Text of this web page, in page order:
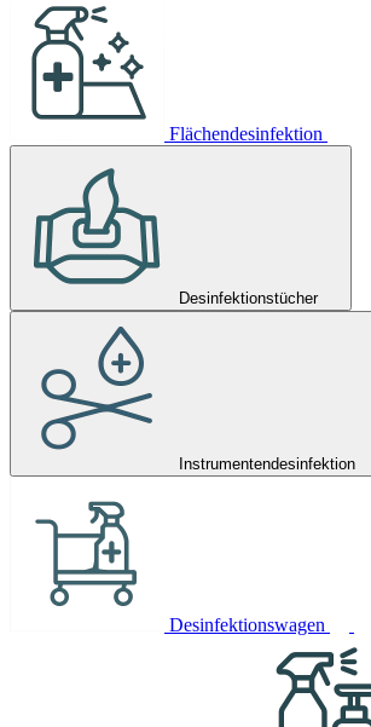
Flächendesinfektion
Desinfektionstücher
Instrumentendesinfektion
Desinfektionswagen